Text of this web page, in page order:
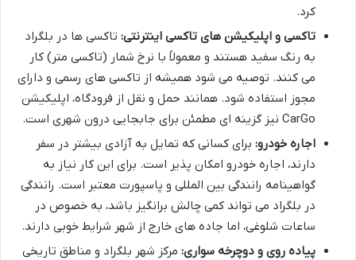
کرد.
تاکسی و اپلیکیشن های تاکسی اینترنتی: تاکسی ها در بلگراد
به رنگ سفید هستند و معمولاً با نرخ شمار (تاکسی متر) کار
می کنند. توصیه می شود همیشه از تاکسی های رسمی و دارای
مجوز استفاده شود. همانند حمل و نقل از فرودگاه، اپلیکیشن
CarGo نیز گزینه ای مطمئن برای جابجایی درون شهری است.
اجاره خودرو: برای کسانی که تمایل به آزادی بیشتر در سفر
دارند، اجاره خودرو امکان پذیر است. برای این کار نیاز به
گواهینامه رانندگی بین المللی و پاسپورت معتبر است. رانندگی
در بلگراد می تواند کمی چالش برانگیز باشد، به خصوص در
ساعات شلوغی، اما جاده های خارج از شهر شرایط خوبی دارند.
پیاده روی و دوچرخه سواری: مرکز شهر بلگراد و مناطق تاریخی